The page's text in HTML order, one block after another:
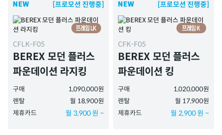
[프로모션 진행중]
CFLK-F05
BEREX 모던 플러스
파운데이션 라지킹
구매
1,090,000원
렌탈
월 18,900원
제휴카드
월 3,900 원 ~
[프로모션 진행중]
CFK-F05
BEREX 모던 플러스
파운데이션 킹
구매
1,020,000원
렌탈
월 17,900원
제휴카드
월 2,900 원 ~